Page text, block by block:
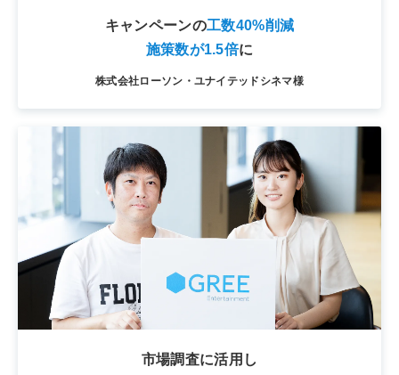
キャンペーンの工数40%削減
施策数が1.5倍に
株式会社ローソン・ユナイテッドシネマ様
市場調査に活用し